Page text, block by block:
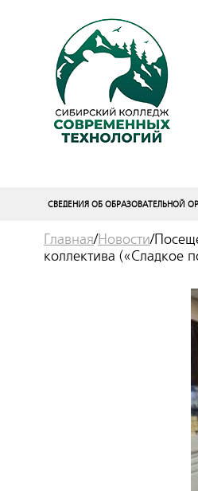
СВЕДЕНИЯ ОБ ОБРАЗОВАТЕЛЬНОЙ
Главная/Новости/
коллектива («Сладкое